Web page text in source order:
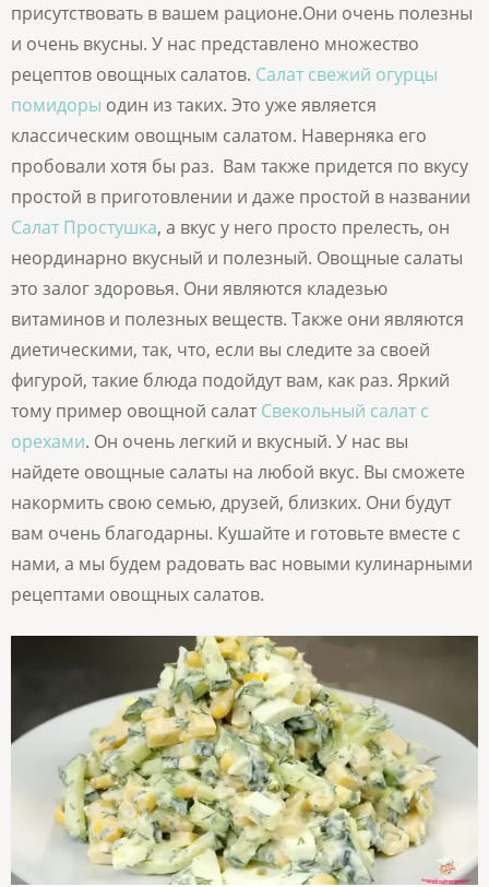
присутствовать в вашем рационе.Они очень полезны
и очень вкусны. У нас представлено множество
рецептов овощных салатов. Салат свежий огурцы
помидоры один из таких. Это уже является
классическим овощным салатом. Наверняка его
пробовали хотя бы раз. Вам также придется по вкусу
простой в приготовлении и даже простой в названии
Салат Простушка, а вкус у него просто прелесть, он
неординарно вкусный и полезный. Овощные салаты
это залог здоровья. Они являются кладезью
витаминов и полезных веществ. Также они являются
диетическими, так, что, если вы следите за своей
фигурой, такие блюда подойдут вам, как раз. Яркий
тому пример овощной салат Свекольный салат с
орехами. Он очень легкий и вкусный. У нас вы
найдете овощные салаты на любой вкус. Вы сможете
накормить свою семью, друзей, близких. Они будут
вам очень благодарны. Кушайте и готовьте вместе с
нами, а мы будем радовать вас новыми кулинарными
рецептами овощных салатов.